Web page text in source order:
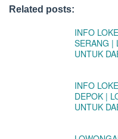
Related posts:
INFO
SERANG |
UNTUK
INFO
DEPOK |
UNTUK